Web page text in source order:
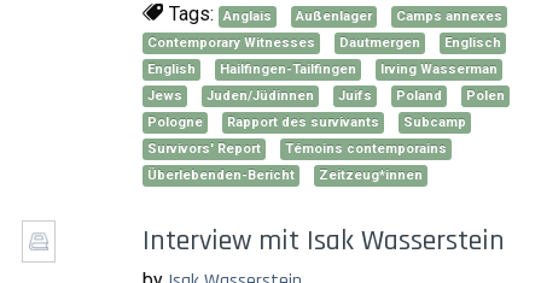
Tags:
Anglais Außenlager
Camps annexes
Contemporary Witnesses
Dautmergen
Englisch
English
Hailfingen-Tailfingen
Irving Wasserman
Jews
Juden/Jüdinnen Juifs Poland
Polen
Pologne
Rapport des survivants
Subcamp
Survivors' Report
Témoins contemporains
Überlebenden-Bericht
Zeitzeug*innen
Interview mit Isak Wasserstein